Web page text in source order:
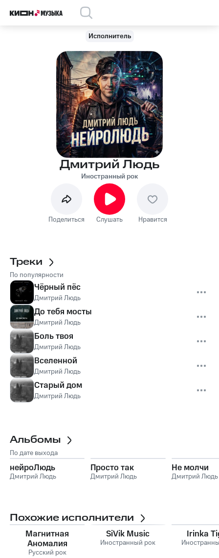
Исполнитель
Дмитрий Людь
Иностранный рок
Поделиться Слушать Нравится
Треки
По популярности
Чёрный пёс
Дмитрий Людь
До тебя мосты
Дмитрий Людь
Боль твоя
Дмитрий Людь
Вселенной
Дмитрий Людь
Старый дом
Дмитрий Людь
Альбомы
По дате выхода
нейроЛюдь
Дмитрий Людь
Просто так
Дмитрий Людь
Не молчи
Дмитрий Людь
Похожие исполнители
Магнитная
Аномалия
Русский рок
SiVik Music
Иностранный рок
Irinka